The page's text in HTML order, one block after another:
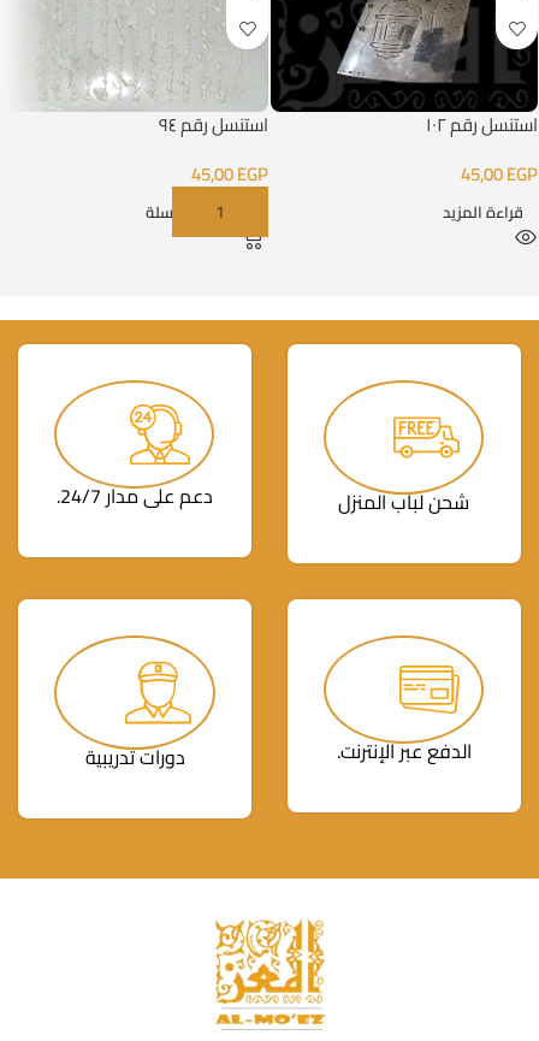
استنسل رقم ١٠٢
45,00EGP
قراءة المزيد
استنسل رقم ٩٤
45,00EGP
إضافة إلى السلة
شحن لباب المنزل دعم على مدار 24/7.
الدفع عبر الإنترنت. دورات تدريبية